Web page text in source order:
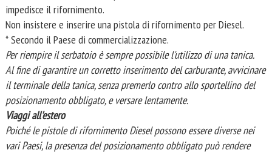
impedisce il rifornimento.
Non insistere e inserire una pistola di rifornimento per Diesel.
* Secondo il Paese di commercializzazione.
Per riempire il serbatoio è sempre possibile l'utilizzo di una tanica.
Al fine di garantire un corretto inserimento del carburante, avvicinare
il terminale della tanica, senza premerlo contro allo sportellino del
posizionamento obbligato, e versare lentamente.
Viaggi all'estero
Poiché le pistole di rifornimento Diesel possono essere diverse nei
vari Paesi, la presenza del posizionamento obbligato può rendere